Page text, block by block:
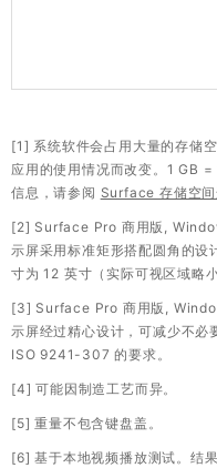
[1] 系统软件会占用大量的存储
应用的使用情况而改变。1 GB
信息，请参阅 Surface 存储空间
[2] Surface Pro 商用版,
示屏采用标准矩形搭配圆角的设
寸为 12 英寸（实际可视区域略小
[3] Surface Pro 商用版,
示屏经过精心设计，可减少不
ISO 9241-307 的要求。
[4] 可能因制造工艺而异。
[5] 重量不包含键盘盖。
[6] 基于本地视频播放测试。结